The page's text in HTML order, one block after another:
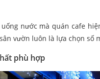
nước mà quán cafe
vườn luôn là lựa chọn
phù hợp